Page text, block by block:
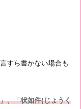
すら書かない場合も
」、「状如件(じょうく